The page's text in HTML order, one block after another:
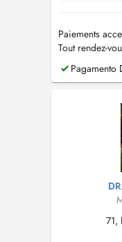
Paiements
Tout rendez-
au moins 24h
Pagamento
71,